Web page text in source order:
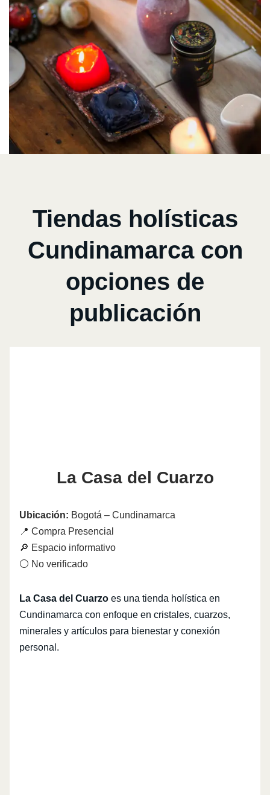
Tiendas holísticas
Cundinamarca con
opciones de
publicación
La Casa del Cuarzo
Ubicación: Bogotá – Cundinamarca
📍 Compra Presencial
🔎 Espacio informativo
⚪ No verificado
La Casa del Cuarzo es una tienda holística en
Cundinamarca con enfoque en cristales, cuarzos,
minerales y artículos para bienestar y conexión
personal.